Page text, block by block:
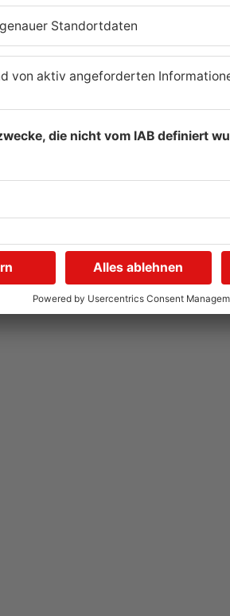
Autofahrerin mit drei
31.07.2026, 11:45 UHR IN KREIS MILTENBERG